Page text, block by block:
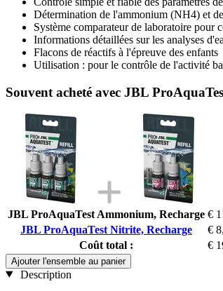
Détermination de l'ammonium (NH4) et
Système comparateur de laboratoire pour
Informations détaillées sur les analyses
Flacons de réactifs à l'épreuve des enfants
Utilisation : pour le contrôle de l'activité
Souvent acheté avec JBL
JBL ProAquaTest Ammonium, Recharge €
JBL ProAquaTest Nitrite, Recharge
€
Coût total :
€
Ajouter l'ensemble au panier
Description